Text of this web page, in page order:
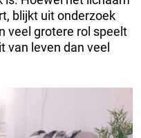
blijkt uit onderzoek
veel grotere rol speelt
van leven dan veel